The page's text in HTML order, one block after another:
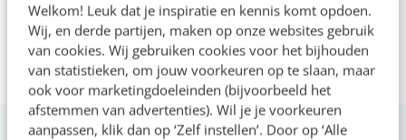
Welkom! Leuk dat je inspiratie en kennis komt opdoen.
Wij, en derde partijen, maken op onze websites gebruik
van cookies. Wij gebruiken cookies voor het bijhouden
van statistieken, om jouw voorkeuren op te slaan, maar
ook voor marketingdoeleinden (bijvoorbeeld het
afstemmen van advertenties). Wil je je voorkeuren
aanpassen, klik dan op ‘Zelf instellen’. Door op ‘Alle